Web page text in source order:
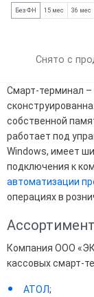
Без ФН 15 мес 36 мес
Снято с
Смарт-терминал –
собственной
работает под
Windows, имеет
подключения к
автоматизации
операциях в
Ассортимент
Компания ООО
кассовых смарт-
АТОЛ;